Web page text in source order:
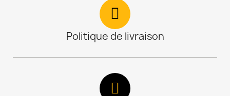
Politique de livraison